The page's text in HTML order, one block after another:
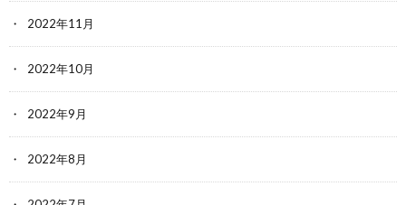
2022年11月
2022年10月
2022年9月
2022年8月